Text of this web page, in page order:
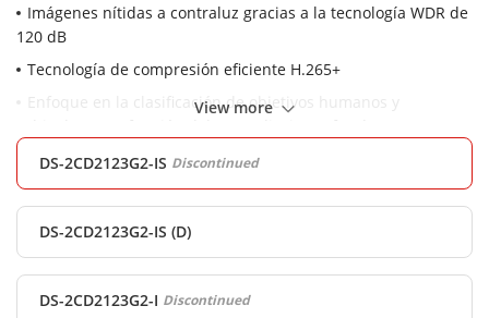
Imágenes nítidas a contraluz gracias a la tecnología WDR de
120 dB
Tecnología de compresión eficiente H.265+
Enfoque en la clasificación de objetivos humanos y
-S: interfaz de audio y alarma disponible
Resistente al agua, al polvo (IP67) y vadalismo (IK10)
View more
DS-2CD2123G2-IS Discontinued
DS-2CD2123G2-IS (D)
DS-2CD2123G2-I Discontinued